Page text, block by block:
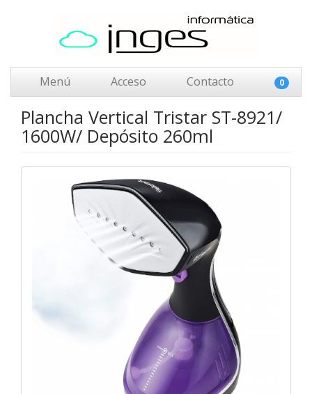
Menú Acceso Contacto 0
Plancha Vertical Tristar ST-8921/
1600W/ Depósito 260ml